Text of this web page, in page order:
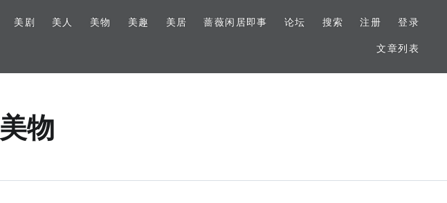
美剧 美人 美物 美趣 美居 蔷薇闲居即事 论坛 搜索 注册 登录
文章列表
美物